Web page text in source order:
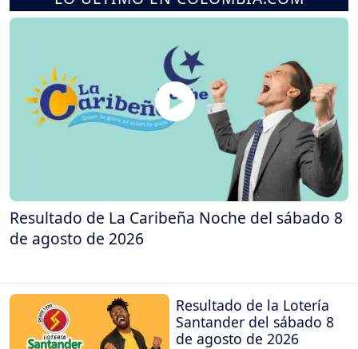
Resultado de La Caribeña Noche del sábado 8
de agosto de 2026
Resultado de la Lotería
Santander del sábado 8
de agosto de 2026